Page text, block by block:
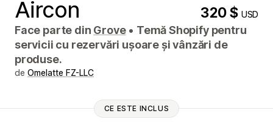
Aircon 320 $USD
Face parte din Grove • Temă Shopify pentru
servicii cu rezervări ușoare și vânzări de
produse.
de Omelatte FZ-LLC
CE ESTE INCLUS